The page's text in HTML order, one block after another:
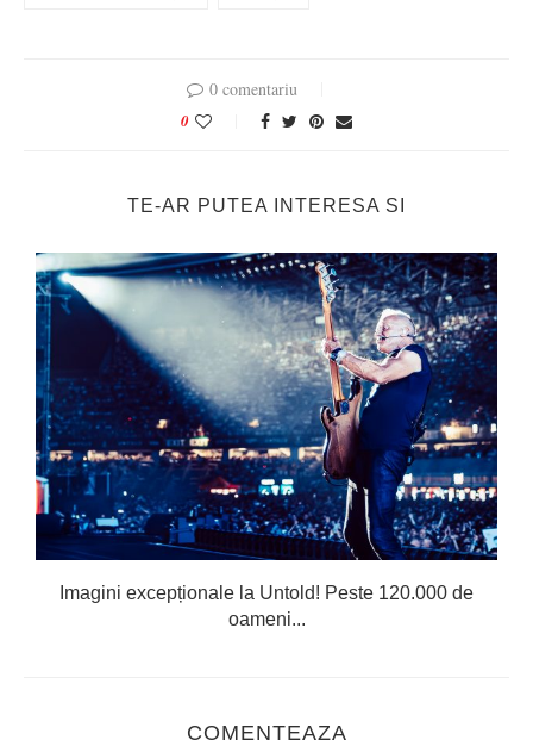
0 comentariu
0
TE-AR PUTEA INTERESA SI
Imagini excepționale la Untold! Peste 120.000 de
oameni...
COMENTEAZA